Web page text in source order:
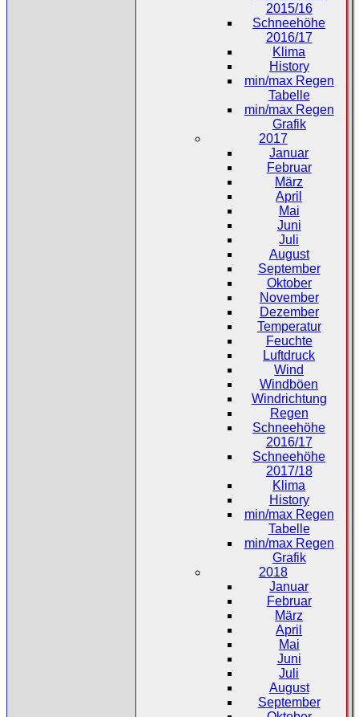
2015/16
Schneehöhe
2016/17
Klima
History
min/max Regen
Tabelle
min/max Regen
Grafik
2017
Januar
Februar
März
April
Mai
Juni
Juli
August
September
Oktober
November
Dezember
Temperatur
Feuchte
Luftdruck
Wind
Windböen
Windrichtung
Regen
Schneehöhe
2016/17
Schneehöhe
2017/18
Klima
History
min/max Regen
Tabelle
min/max Regen
Grafik
2018
Januar
Februar
März
April
Mai
Juni
Juli
August
September